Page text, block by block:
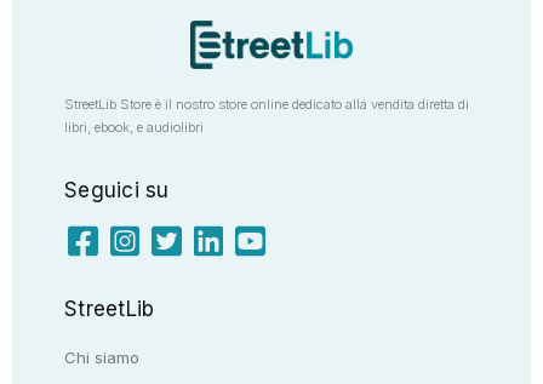
StreetLib Store è il nostro store online dedicato alla vendita diretta di
libri, ebook, e audiolibri
Seguici su
StreetLib
Chi siamo